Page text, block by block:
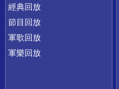
經典回放
節目回放
軍歌回放
軍樂回放